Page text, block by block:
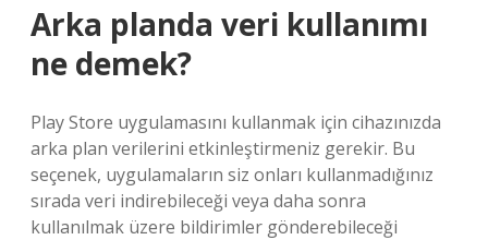
Arka planda veri kullanımı
ne demek?
Play Store uygulamasını kullanmak için cihazınızda
arka plan verilerini etkinleştirmeniz gerekir. Bu
seçenek, uygulamaların siz onları kullanmadığınız
sırada veri indirebileceği veya daha sonra
kullanılmak üzere bildirimler gönderebileceği